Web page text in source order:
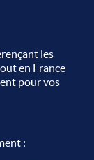
les
en France
pour vos
: